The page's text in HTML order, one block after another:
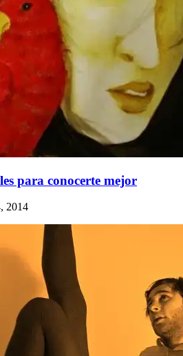
para conocerte mejor
2014